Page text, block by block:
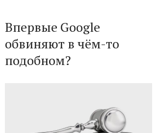
Впервые Google
обвиняют в чём-то
подобном?